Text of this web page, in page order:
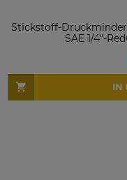
Stickstoff-
SAE 1/4"-
IN